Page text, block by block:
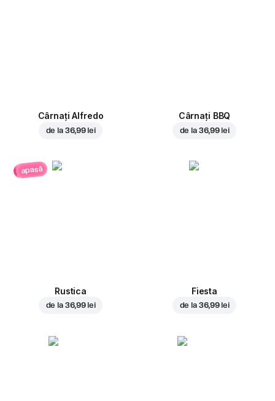
Cârnați Alfredo
de la 36,99 lei
Cârnați BBQ
de la 36,99 lei
apasă
Rustica
de la 36,99 lei
Fiesta
de la 36,99 lei